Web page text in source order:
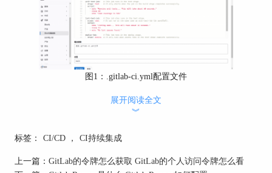
图1：.gitlab-ci.yml配置文件
Gitlab CI的核心优势主要有以下几点：
在Gitlab界面配置即可使用。
2、灵活性强：通过YAML文件定义不同阶段
（stages）和任务（jobs），支持条件执行、并行运
展开阅读全文
︾
标签： CI/CD ， CI持续集成
上一篇： GitLab的令牌怎么获取 GitLab的个人访问令牌怎么看